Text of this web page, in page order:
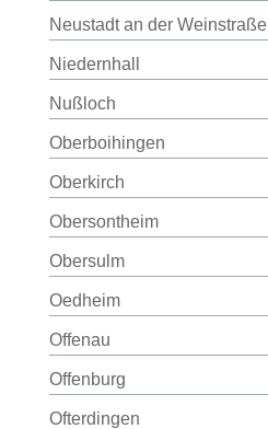
Neustadt an der Weinstraße
Niedernhall
Nußloch
Oberboihingen
Oberkirch
Obersontheim
Obersulm
Oedheim
Offenau
Offenburg
Ofterdingen